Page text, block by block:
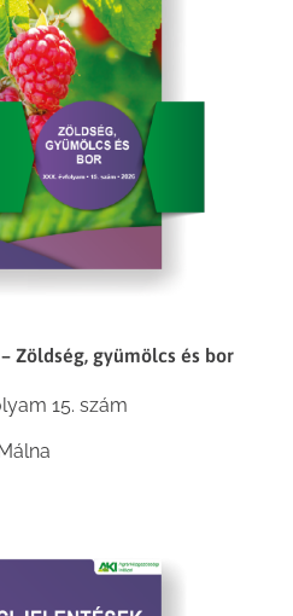
Zöldség, gyümölcs és bor
15. szám